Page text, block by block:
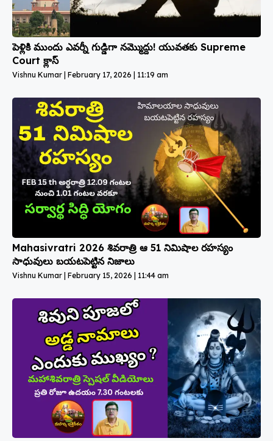
పెళ్లికి ముందు ఎవర్నీ గుడ్డిగా నమ్మొద్దు! యువతకు Supreme
Court క్లాస్
Vishnu Kumar February 17, 2026 11:19 am
Mahasivratri 2026 శివరాత్రి ఆ 51 నిమిషాల రహస్యం
సాధువులు బయటపెట్టిన నిజాలు
Vishnu Kumar February 15, 2026 11:44 am